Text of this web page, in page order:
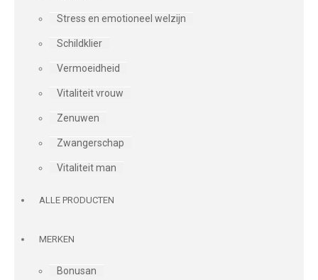
Stress en emotioneel welzijn
Schildklier
Vermoeidheid
Vitaliteit vrouw
Zenuwen
Zwangerschap
Vitaliteit man
ALLE PRODUCTEN
MERKEN
Bonusan